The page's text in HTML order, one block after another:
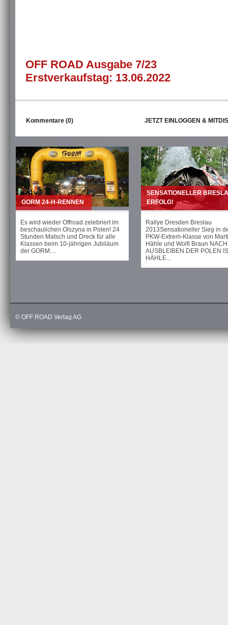
OFF ROAD Ausgabe 7/23
Erstverkaufstag: 13.06.2022
Kommentare (0) JETZT EINLOGGEN &
GORM 24-H-RENNEN
Es wird wieder Offroad zelebriert im
beschaulichen Olszyna in Polen! 24
Stunden Matsch und Dreck für alle
Klassen beim 10-jährigen Jubiläum
der GORM....
SENSATIONELLER
ERFOLG!
Rallye Dresden Breslau
2013Sensationeller Sieg in
PKW-Extrem-Klasse von
Hähle und Wolfi Braun
AUSBLEIBEN DER POLEN
HÄHLE...
© OFF ROAD Verlag AG